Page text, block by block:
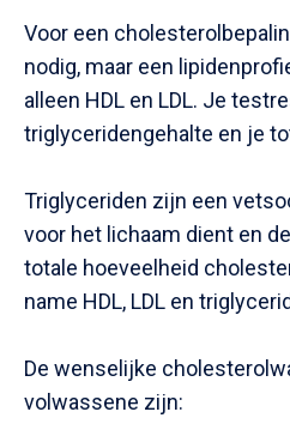
Voor een
nodig, maar een
alleen HDL en LDL. Je
triglyceridengehalte en je
Triglyceriden zijn een
voor het lichaam dient en
totale hoeveelheid
name HDL, LDL en
De wenselijke
volwassene zijn: